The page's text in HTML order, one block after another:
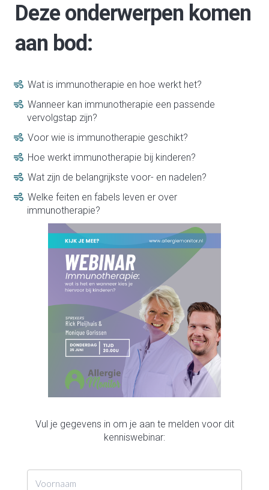
Deze onderwerpen komen
aan bod:
Wat is immunotherapie en hoe werkt het?
Wanneer kan immunotherapie een passende
vervolgstap zijn?
Voor wie is immunotherapie geschikt?
Hoe werkt immunotherapie bij kinderen?
Wat zijn de belangrijkste voor- en nadelen?
Welke feiten en fabels leven er over
immunotherapie?
Vul je gegevens in om je aan te melden voor dit
kenniswebinar: